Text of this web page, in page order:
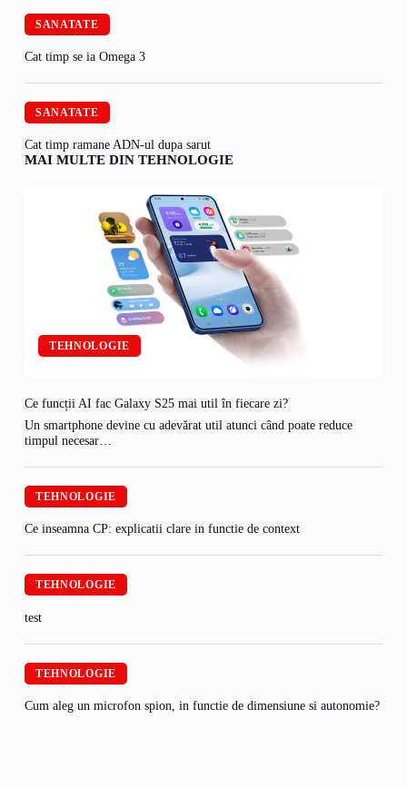
SANATATE
Cat timp se ia Omega 3
SANATATE
Cat timp ramane ADN-ul dupa sarut
MAI MULTE DIN TEHNOLOGIE
TEHNOLOGIE
Ce funcții AI fac Galaxy S25 mai util în fiecare zi?
Un smartphone devine cu adevărat util atunci când poate reduce
timpul necesar…
TEHNOLOGIE
Ce inseamna CP: explicatii clare in functie de context
TEHNOLOGIE
test
TEHNOLOGIE
Cum aleg un microfon spion, in functie de dimensiune si autonomie?